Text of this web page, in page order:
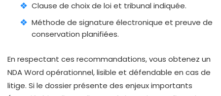
Clause de choix de loi et tribunal indiquée.
Méthode de signature électronique et preuve de
conservation planifiées.
En respectant ces recommandations, vous obtenez un
NDA Word opérationnel, lisible et défendable en cas de
litige. Si le dossier présente des enjeux importants